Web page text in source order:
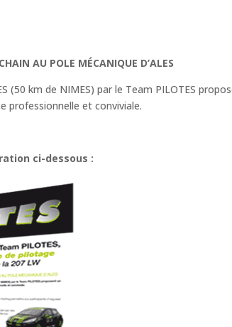
AU POLE MÉCANIQUE D’ALES
(50 km de NIMES) par le Team PILOTES
professionnelle et conviviale.
ci-dessous :